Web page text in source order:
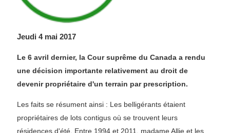
Jeudi 4 mai 2017
Le 6 avril dernier, la Cour suprême du Canada a rendu
une décision importante relativement au droit de
devenir propriétaire d'un terrain par prescription.
Les faits se résument ainsi : Les belligérants étaient
propriétaires de lots contigus où se trouvent leurs
résidences d'été. Entre 1994 et 2011, madame Allie et les